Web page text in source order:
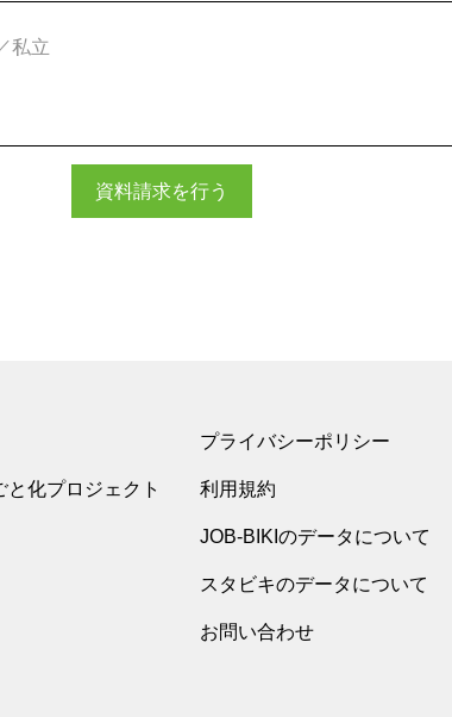
私立
資料請求を行う
化プロジェクト
プライバシーポリシー
利用規約
JOB-BIKIのデータについて
スタビキのデータについて
お問い合わせ